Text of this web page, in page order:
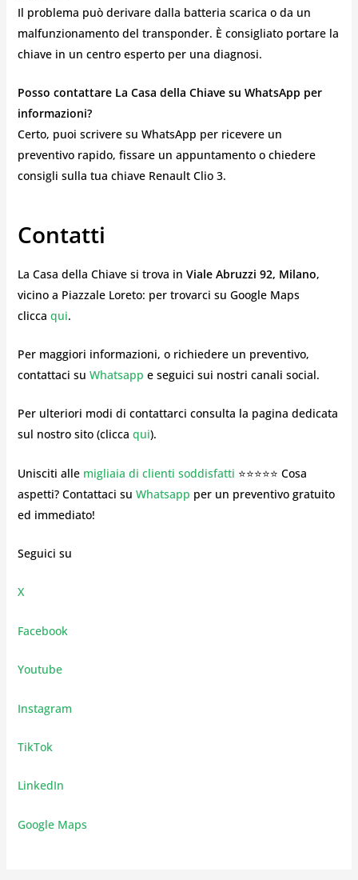
Il problema può derivare dalla batteria scarica o da un
malfunzionamento del transponder. È consigliato portare la
chiave in un centro esperto per una diagnosi.
Posso contattare La Casa della Chiave su WhatsApp per
informazioni?
Certo, puoi scrivere su WhatsApp per ricevere un
preventivo rapido, fissare un appuntamento o chiedere
consigli sulla tua chiave Renault Clio 3.
Contatti
La Casa della Chiave si trova in Viale Abruzzi 92, Milano,
vicino a Piazzale Loreto: per trovarci su Google Maps
clicca qui.
Per maggiori informazioni, o richiedere un preventivo,
contattaci su Whatsapp e seguici sui nostri canali social.
Per ulteriori modi di contattarci consulta la pagina dedicata
sul nostro sito (clicca qui).
Unisciti alle migliaia di clienti soddisfatti ⭐⭐⭐⭐⭐ Cosa
aspetti? Contattaci su Whatsapp per un preventivo gratuito
ed immediato!
Seguici su
X
Facebook
Youtube
Instagram
TikTok
LinkedIn
Google Maps